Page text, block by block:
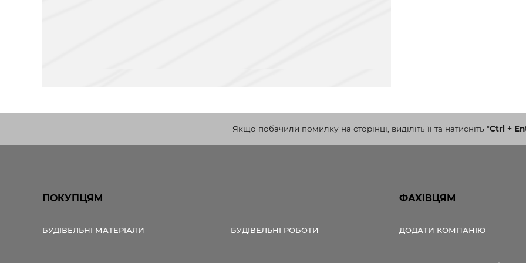
Якщо побачили помилку на сторінці, виділіть її та натисніть "Ctrl +
ПОКУПЦЯМ
БУДІВЕЛЬНІ МАТЕРІАЛИ БУДІВЕЛЬНІ РОБОТИ
ФАХІВЦЯМ
ДОДАТИ КОМПАНІЮ